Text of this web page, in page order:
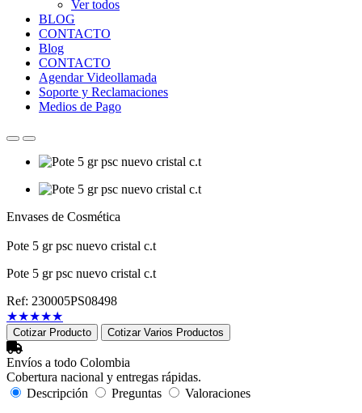
Ver todos
BLOG
CONTACTO
Blog
CONTACTO
Agendar Videollamada
Soporte y Reclamaciones
Medios de Pago
Envases de Cosmética
Pote 5 gr psc nuevo cristal c.t
Pote 5 gr psc nuevo cristal c.t
Ref: 230005PS08498
★★★★★
Cotizar Producto Cotizar Varios Productos
Envíos a todo Colombia
Cobertura nacional y entregas rápidas.
Descripción
Preguntas
Valoraciones